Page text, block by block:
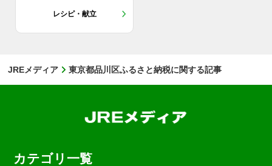
レシピ・献立
JREメディア 東京都品川区ふるさと納税に関する記事
カテゴリ一覧